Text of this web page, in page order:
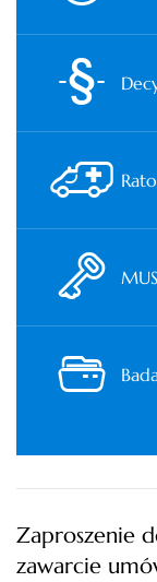
MUS
Zaproszenie
zawarcie